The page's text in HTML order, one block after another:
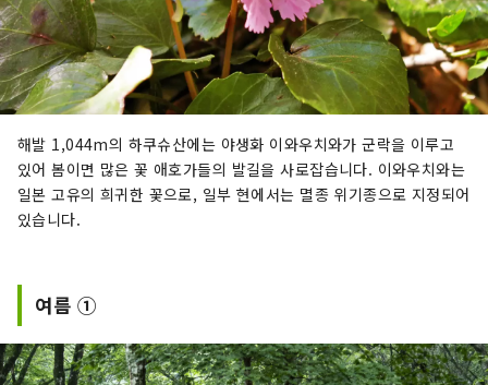
해발 1,044m의 하쿠슈산에는 야생화 이와우치와가 군락을 이루고
있어 봄이면 많은 꽃 애호가들의 발길을 사로잡습니다. 이와우치와는
일본 고유의 희귀한 꽃으로, 일부 현에서는 멸종 위기종으로 지정되어
있습니다.
여름 ①